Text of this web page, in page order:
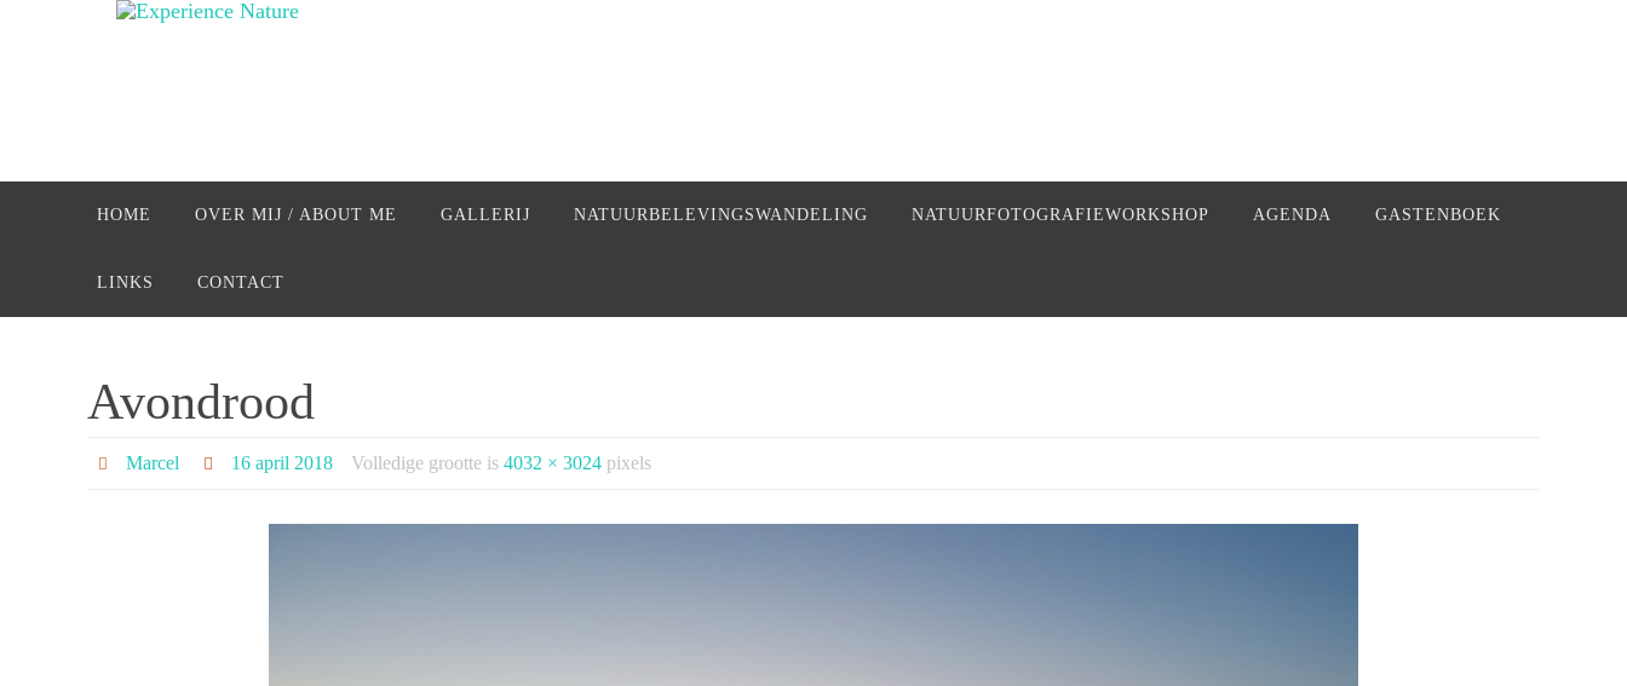
HOME OVER MIJ / ABOUT ME GALLERIJ NATUURBELEVINGSWANDELING NATUURFOTOGRAFIEWORKSHOP AGENDA GASTENBOEK
LINKS CONTACT
Avondrood
Marcel 16 april 2018 Volledige grootte is4032 × 3024 pixels